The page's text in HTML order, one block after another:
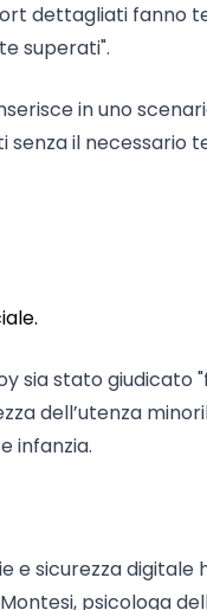
dettagliati fanno
superati".
in uno
il necessario
sia stato
dell’utenza
infanzia.
e sicurezza
psicologa